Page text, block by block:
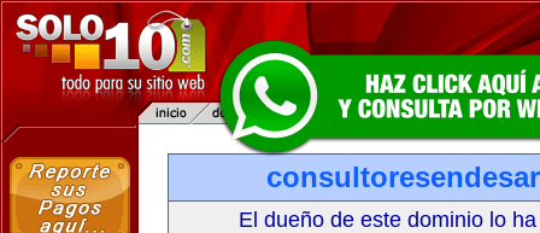
El dueño de este dominio lo